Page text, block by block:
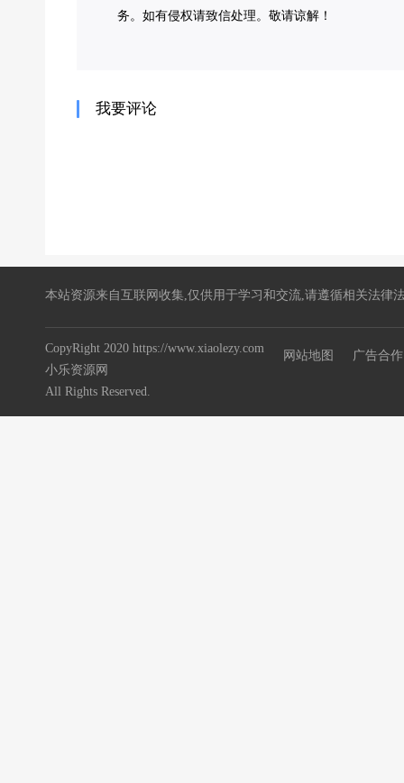
务。如有侵权请致信处理。敬请谅解！
我要评论
本站资源来自互联网收集,仅供用于学习和交流,请遵循相关法
CopyRight 2020 https://www.xiaolezy.com
小乐资源网
All Rights Reserved.
网站地图 广告合作